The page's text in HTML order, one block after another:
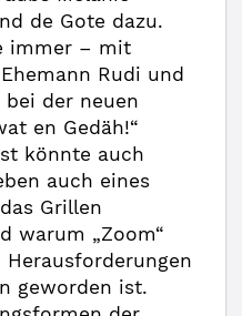
de Gote dazu.
immer – mit
Rudi und
der neuen
en Gedäh!“
könnte auch
auch eines
Grillen
warum „Zoom“
geworden ist.